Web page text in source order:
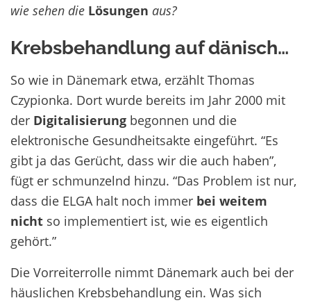
wie sehen die Lösungen aus?
Krebsbehandlung auf dänisch…
So wie in Dänemark etwa, erzählt Thomas
Czypionka. Dort wurde bereits im Jahr 2000 mit
der Digitalisierung begonnen und die
elektronische Gesundheitsakte eingeführt. “Es
gibt ja das Gerücht, dass wir die auch haben”,
fügt er schmunzelnd hinzu. “Das Problem ist nur,
dass die ELGA halt noch immer bei weitem
nicht so implementiert ist, wie es eigentlich
gehört.”
Die Vorreiterrolle nimmt Dänemark auch bei der
häuslichen Krebsbehandlung ein. Was sich